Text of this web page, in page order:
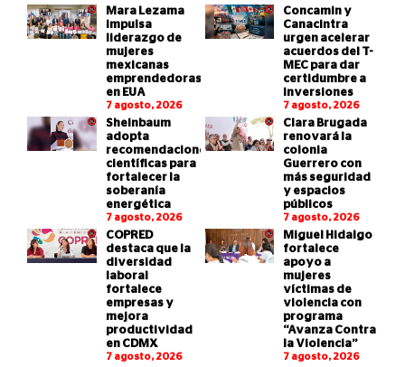
Mara Lezama
impulsa
liderazgo de
mujeres
mexicanas
emprendedoras
en EUA
7 agosto, 2026
Concamin y
Canacintra
urgen acelerar
acuerdos del T-
MEC para dar
certidumbre a
inversiones
7 agosto, 2026
Sheinbaum
adopta
recomendaciones
científicas para
fortalecer la
soberanía
energética
7 agosto, 2026
Clara Brugada
renovará la
colonia
Guerrero con
más seguridad
y espacios
públicos
7 agosto, 2026
COPRED
destaca que la
diversidad
laboral
fortalece
empresas y
mejora
productividad
en CDMX
7 agosto, 2026
Miguel Hidalgo
fortalece
apoyo a
mujeres
víctimas de
violencia con
programa
“Avanza Contra
la Violencia”
7 agosto, 2026